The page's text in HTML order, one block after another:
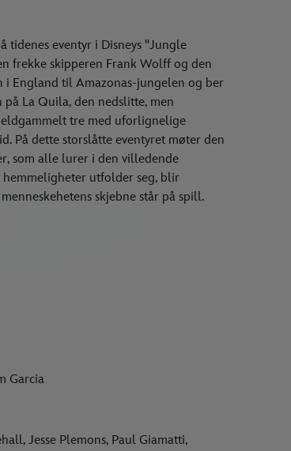
tidenes eventyr i Disneys "Jungle
frekke skipperen Frank Wolff og den
i England til Amazonas-jungelen og ber
La Quila, den nedslitte, men
eldgammelt tre med uforlignelige
På dette storslåtte eventyret møter den
som alle lurer i den villedende
utfolder seg, blir
skjebne står på spill.
Garcia
Jesse Plemons, Paul Giamatti,